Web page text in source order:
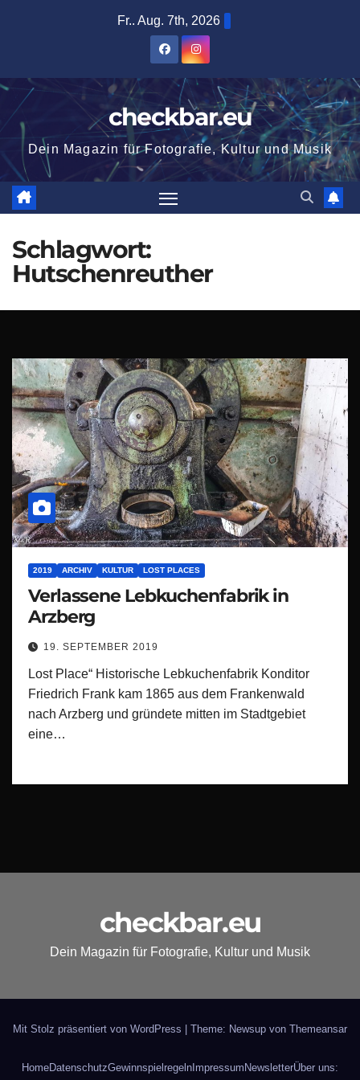
Fr.. Aug. 7th, 2026
checkbar.eu
Dein Magazin für Fotografie, Kultur und Musik
Schlagwort:
Hutschenreuther
2019 ARCHIV KULTUR LOST PLACES
Verlassene Lebkuchenfabrik in
Arzberg
19. SEPTEMBER 2019
Lost Place“ Historische Lebkuchenfabrik Konditor
Friedrich Frank kam 1865 aus dem Frankenwald
nach Arzberg und gründete mitten im Stadtgebiet
eine…
checkbar.eu
Dein Magazin für Fotografie, Kultur und Musik
Mit Stolz präsentiert von WordPress Theme: Newsup von Themeansar
HomeDatenschutzGewinnspielregeln Impressum NewsletterÜber uns: